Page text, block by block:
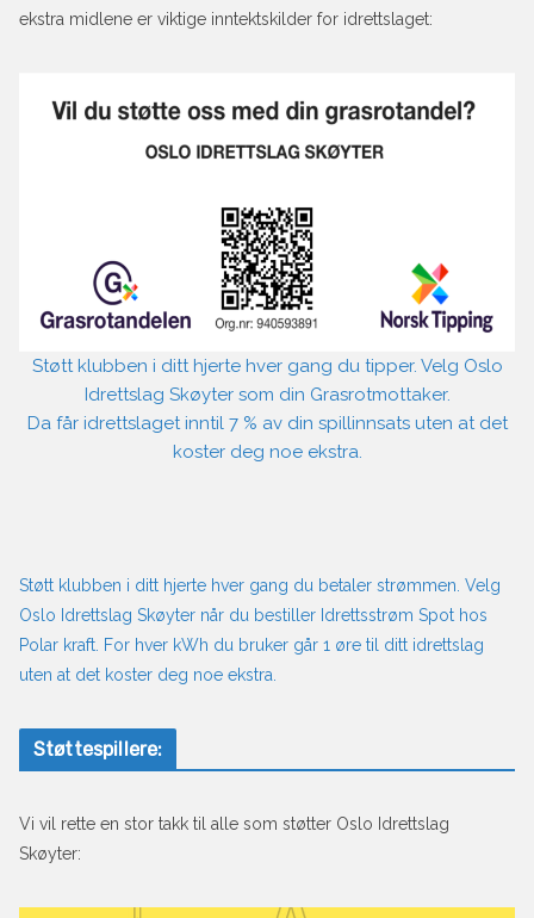
ekstra midlene er viktige inntektskilder for idrettslaget:
Støtt klubben i ditt hjerte hver gang du tipper. Velg Oslo
Idrettslag Skøyter som din Grasrotmottaker.
Da får idrettslaget inntil 7 % av din spillinnsats uten at det
koster deg noe ekstra.
Støtt klubben i ditt hjerte hver gang du betaler strømmen. Velg
Oslo Idrettslag Skøyter når du bestiller Idrettsstrøm Spot hos
Polar kraft. For hver kWh du bruker går 1 øre til ditt idrettslag
uten at det koster deg noe ekstra.
Støttespillere:
Vi vil rette en stor takk til alle som støtter Oslo Idrettslag
Skøyter: